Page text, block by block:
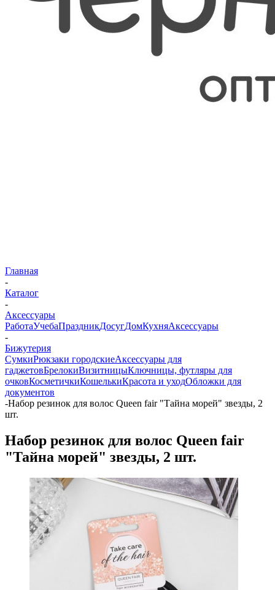
Главная
-
Каталог
-
Аксессуары
РаботаУчебаПраздникДосугДомКухняАксессуары
-
Бижутерия
СумкиРюкзаки городскиеАксессуары для
гаджетовБрелокиВизитницыКлючницы, футляры для
очковКосметичкиКошелькиКрасота и уходОбложки для
документов
-Набор резинок для волос Queen fair "Тайна морей" звезды, 2
шт.
Набор резинок для волос Queen fair
"Тайна морей" звезды, 2 шт.